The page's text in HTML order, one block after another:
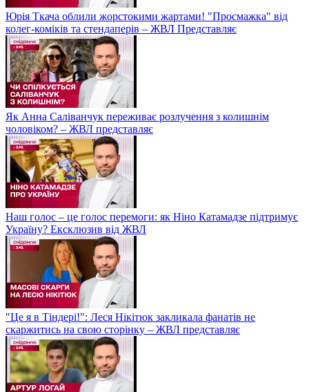
Юрія Ткача облили жорстокими жартами! "Просмажка" від
колег-коміків та стендаперів – ЖВЛ Представляє
Як Анна Саліванчук переживає розлучення з колишнім
чоловіком? – ЖВЛ представляє
Наш голос – це голос перемоги: як Ніно Катамадзе підтримує
Україну? Ексклюзив від ЖВЛ
"Це я в Тіндері!": Леся Нікітюк закликала фанатів не
скаржитись на свою сторінку – ЖВЛ представляє